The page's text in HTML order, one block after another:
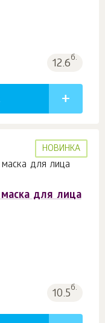
12.6б.
НОВИНКА
маска для лица
10.5б.